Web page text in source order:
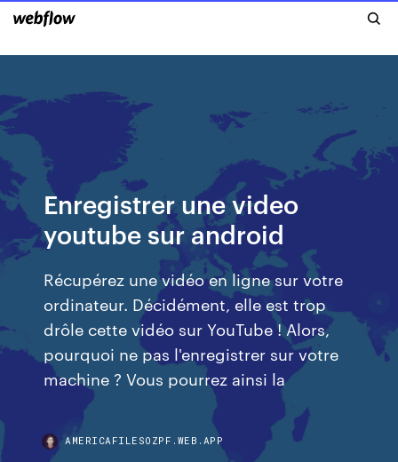
Enregistrer une video
youtube sur android
Récupérez une vidéo en ligne sur votre
ordinateur. Décidément, elle est trop
drôle cette vidéo sur YouTube ! Alors,
pourquoi ne pas l'enregistrer sur votre
machine ? Vous pourrez ainsi la
AMERICAFILESOZPF.WEB.APP